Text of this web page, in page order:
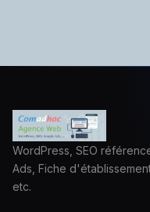
WordPress, SEO
Ads, Fiche
etc.